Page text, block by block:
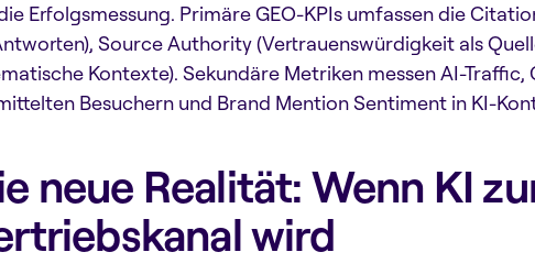
Erfolgsmessung. Primäre GEO-KPIs umfassen die
Source Authority (Vertrauenswürdigkeit als
Kontexte). Sekundäre Metriken messen AI-
Besuchern und Brand Mention Sentiment in KI-
neue Realität: Wenn KI
wird